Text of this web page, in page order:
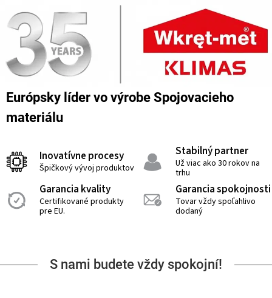
Európsky líder vo výrobe Spojovacieho
materiálu
Inovatívne procesy
Špičkový vývoj produktov
Stabilný partner
Už viac ako 30 rokov na
trhu
Garancia kvality
Certifikované produkty
pre EU.
Garancia spokojnosti
Tovar vždy spoľahlivo
dodaný
S nami budete vždy spokojní!